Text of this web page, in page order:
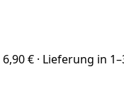
6,90 € · Lieferung in